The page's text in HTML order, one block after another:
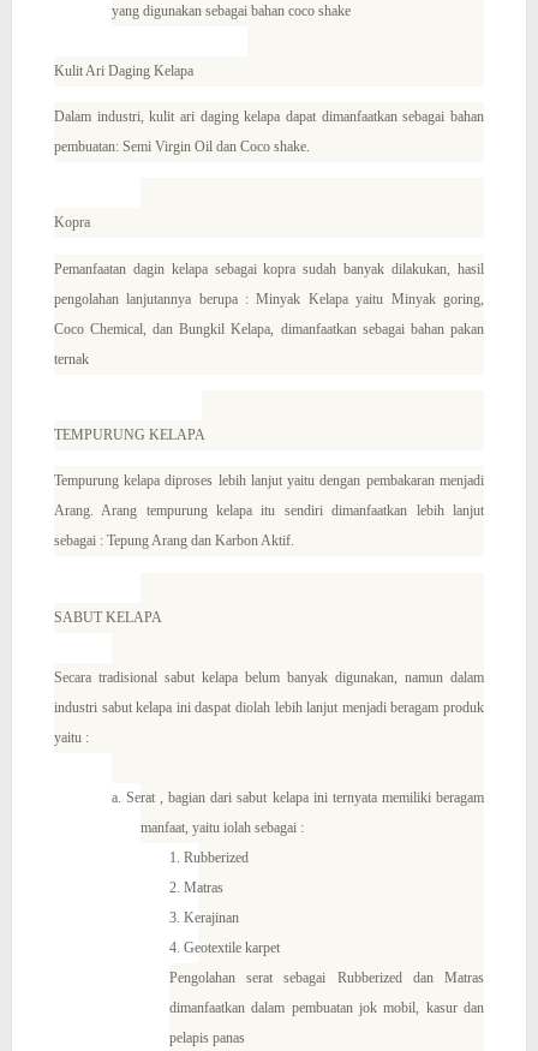
yang digunakan sebagai bahan coco shake
Kulit Ari DagingKelapa
Dalam industri, kulit ari daging kelapa dapat dimanfaatkan sebagai bahan
pembuatan: Semi Virgin Oil dan Coco shake.
Kopra
Pemanfaatan dagin kelapa sebagai kopra sudah banyak dilakukan, hasil
pengolahan lanjutannya berupa : Minyak Kelapa yaitu Minyak goring,
Coco Chemical, dan Bungkil Kelapa, dimanfaatkan sebagai bahan pakan
ternak
TEMPURUNG KELAPA
Tempurung kelapa diproses lebih lanjut yaitu dengan pembakaran menjadi
Arang. Arang tempurung kelapa itu sendiri dimanfaatkan lebih lanjut
sebagai : Tepung Arang dan Karbon Aktif.
SABUT KELAPA
Secara tradisional sabut kelapa belum banyak digunakan, namun dalam
industri sabut kelapa ini daspat diolah lebih lanjut menjadi beragam produk
yaitu :
a. Serat , bagian dari sabut kelapa ini ternyata memiliki beragam
manfaat, yaitu iolah sebagai :
1. Rubberized
2. Matras
3. Kerajinan
4. Geotextile karpet
Pengolahan serat sebagai Rubberized dan Matras
dimanfaatkan dalam pembuatan jok mobil, kasur dan
pelapis panas